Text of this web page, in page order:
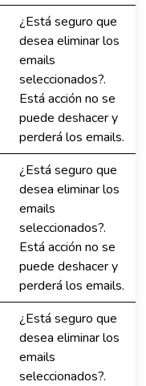
¿Está seguro que
desea eliminar los
emails
seleccionados?.
Está acción no se
puede deshacer y
perderá los emails.
¿Está seguro que
desea eliminar los
emails
seleccionados?.
Está acción no se
puede deshacer y
perderá los emails.
¿Está seguro que
desea eliminar los
emails
seleccionados?.